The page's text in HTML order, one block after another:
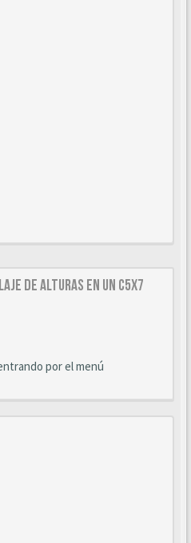
de alturas en un C5x7
por el menú